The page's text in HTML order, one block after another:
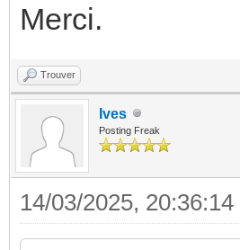
Merci.
Trouver
Ives
Posting Freak
14/03/2025, 20:36:14